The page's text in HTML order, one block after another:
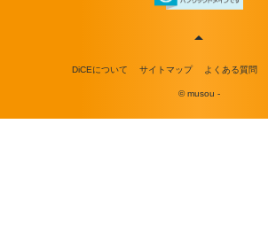
DiCEについて サイトマップ よくある質問
© musou -